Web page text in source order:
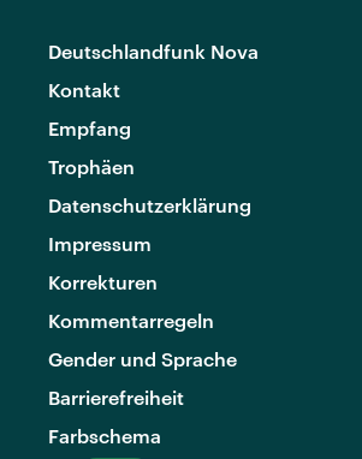
Deutschlandfunk Nova
Kontakt
Empfang
Trophäen
Datenschutzerklärung
Impressum
Korrekturen
Kommentarregeln
Gender und Sprache
Barrierefreiheit
Farbschema